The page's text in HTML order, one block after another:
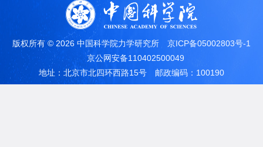
版权所有 © 2026 中国科学院力学研究所
京ICP备05002803号-1
京公网安备110402500049
地址：北京市北四环西路15号
邮政编码：100190